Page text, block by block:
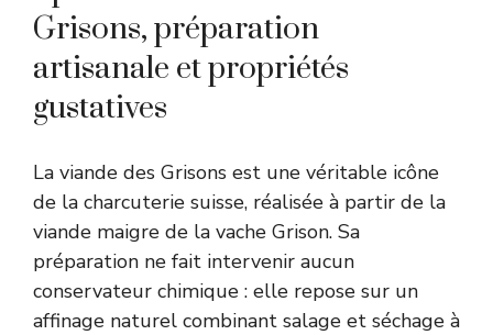
Grisons, préparation
artisanale et propriétés
gustatives
La viande des Grisons est une véritable icône
de la charcuterie suisse, réalisée à partir de la
viande maigre de la vache Grison. Sa
préparation ne fait intervenir aucun
conservateur chimique : elle repose sur un
affinage naturel combinant salage et séchage à